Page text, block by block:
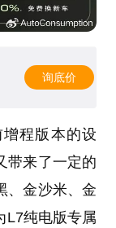
询底价
程版本的设
带来了一定的
、金沙米、金
L7纯电版专属